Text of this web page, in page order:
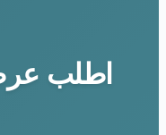
اطلب